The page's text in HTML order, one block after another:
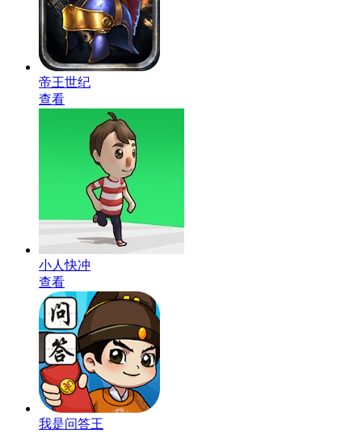
帝王世纪
查看
小人快冲
查看
我是问答王